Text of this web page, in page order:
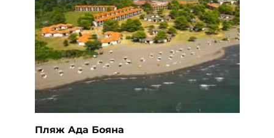
Пляж Ада Бояна